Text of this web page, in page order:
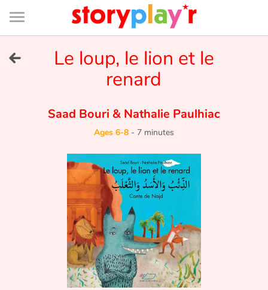
Connexion
Bibliothèque
de
page
Try for free
Tales and classics in french
Fable, myth, literature and poetry
Le loup, le lion et le
renard
Saad Bouri & Nathalie Paulhiac
Ages 6-8 - 7 minutes